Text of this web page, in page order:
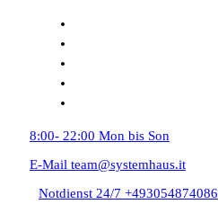
8:00- 22:00 Mon bis Son
E-Mail team@systemhaus.it
Notdienst 24/7 +493054874086